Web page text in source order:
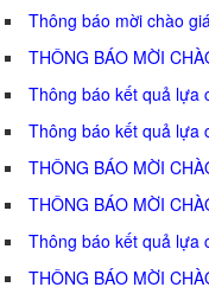
Thông báo mời chào
THÔNG BÁO MỜI
Thông báo kết quả lựa
Thông báo kết quả lựa
THÔNG BÁO MỜI
THÔNG BÁO MỜI
Thông báo kết quả lựa
THÔNG BÁO MỜI